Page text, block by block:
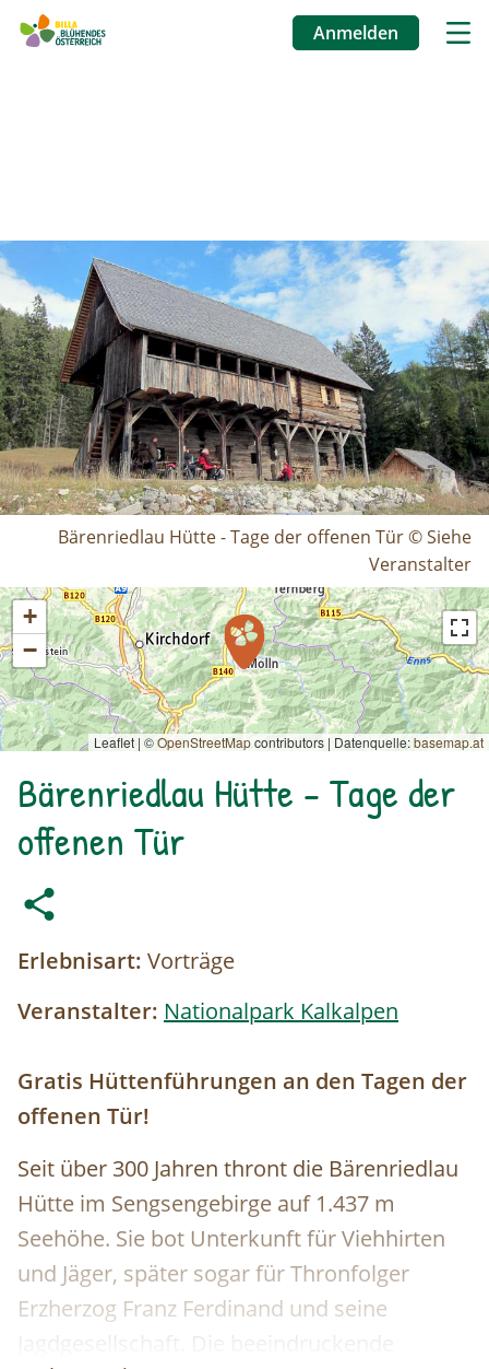
Anmelden
Bärenriedlau Hütte - Tage der offenen Tür © Siehe
Veranstalter
+
−
Leaflet | ©OpenStreetMapcontributors | Datenquelle:basemap.at
Bärenriedlau Hütte - Tage der
offenen Tür
Erlebnisart: Vorträge
Veranstalter: Nationalpark Kalkalpen
Gratis Hüttenführungen an den Tagen der
offenen Tür!
Seit über 300 Jahren thront die Bärenriedlau
Hütte im Sengsengebirge auf 1.437 m
Seehöhe. Sie bot Unterkunft für Viehhirten
und Jäger, später sogar für Thronfolger
Erzherzog Franz Ferdinand und seine
Jagdgesellschaft. Die beeindruckende